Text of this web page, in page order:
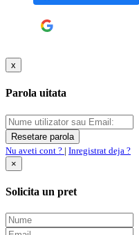
x
Parola uitata
Nu aveti cont ? | Inregistrat deja ?
×
Solicita un pret